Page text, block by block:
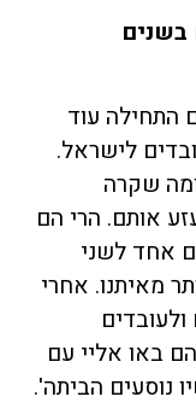
בשנים
התחילה עוד
לישראל.
ומה שקרה
אותם. הרי הם
אחד לשני
מאיתנו. אחרי
באו אליי עם
נוסעים הביתה'.